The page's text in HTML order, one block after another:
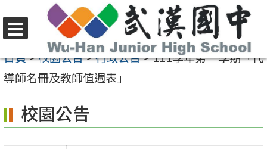
至
要
容
區
選
單
首頁>校園公告>行政公告>111學年第一學期「代
導師名冊及教師值週表」
校園公告